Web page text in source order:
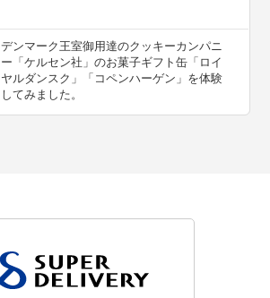
デンマーク王室御用達のクッキーカンパニ
ー「ケルセン社」のお菓子ギフト缶「ロイ
ヤルダンスク」「コペンハーゲン」を体験
してみました。